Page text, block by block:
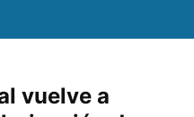
vuelve a